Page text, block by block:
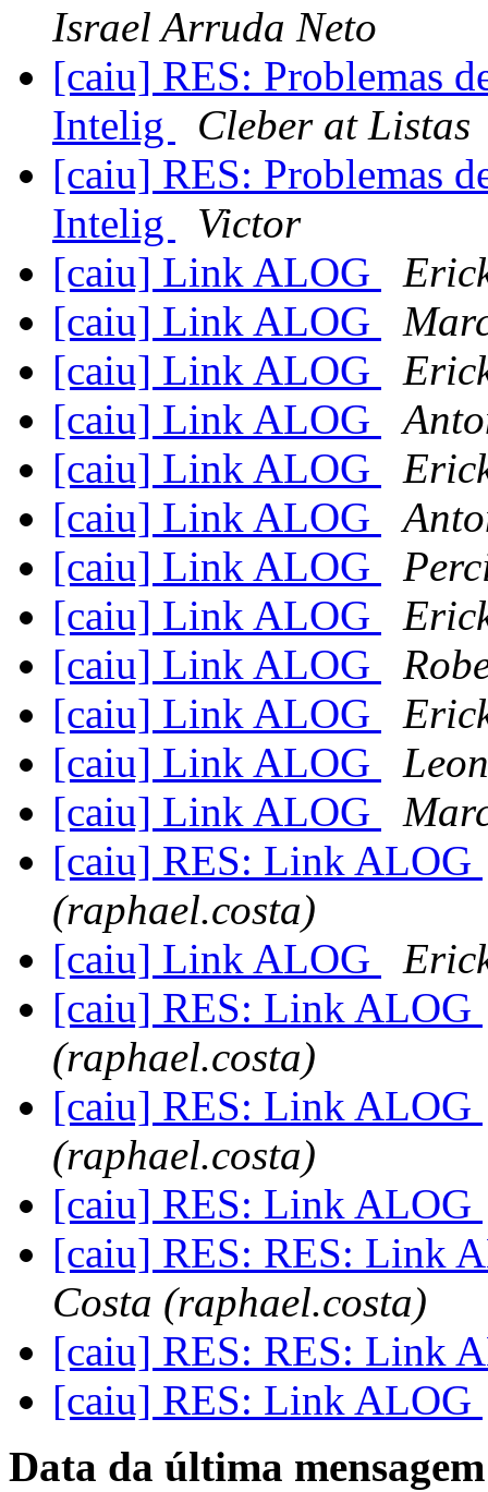
Israel Arruda Neto
[caiu] RES: Problemas
Intelig
Cleber at Listas
[caiu] RES: Problemas
Intelig
Victor
[caiu] Link ALOG
[caiu] Link ALOG
[caiu] Link ALOG
[caiu] Link ALOG
[caiu] Link ALOG
[caiu] Link ALOG
[caiu] Link ALOG
[caiu] Link ALOG
[caiu] Link ALOG
[caiu] Link ALOG
[caiu] Link ALOG
[caiu] Link ALOG
[caiu] RES: Link ALOG
(raphael.costa)
[caiu] Link ALOG
[caiu] RES: Link ALOG
(raphael.costa)
[caiu] RES: Link ALOG
(raphael.costa)
[caiu] RES: Link ALOG
[caiu] RES: RES: Link
Costa (raphael.costa)
[caiu] RES: RES: Link
[caiu] RES: Link ALOG
Data da última